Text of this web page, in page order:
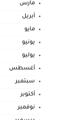
مارس
أبريل
مايو
يونيو
يوليو
أغسطس
سبتمبر
أكتوبر
نوفمبر